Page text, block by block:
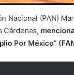
Nacional (PAN)
Cárdenas,
Por México”